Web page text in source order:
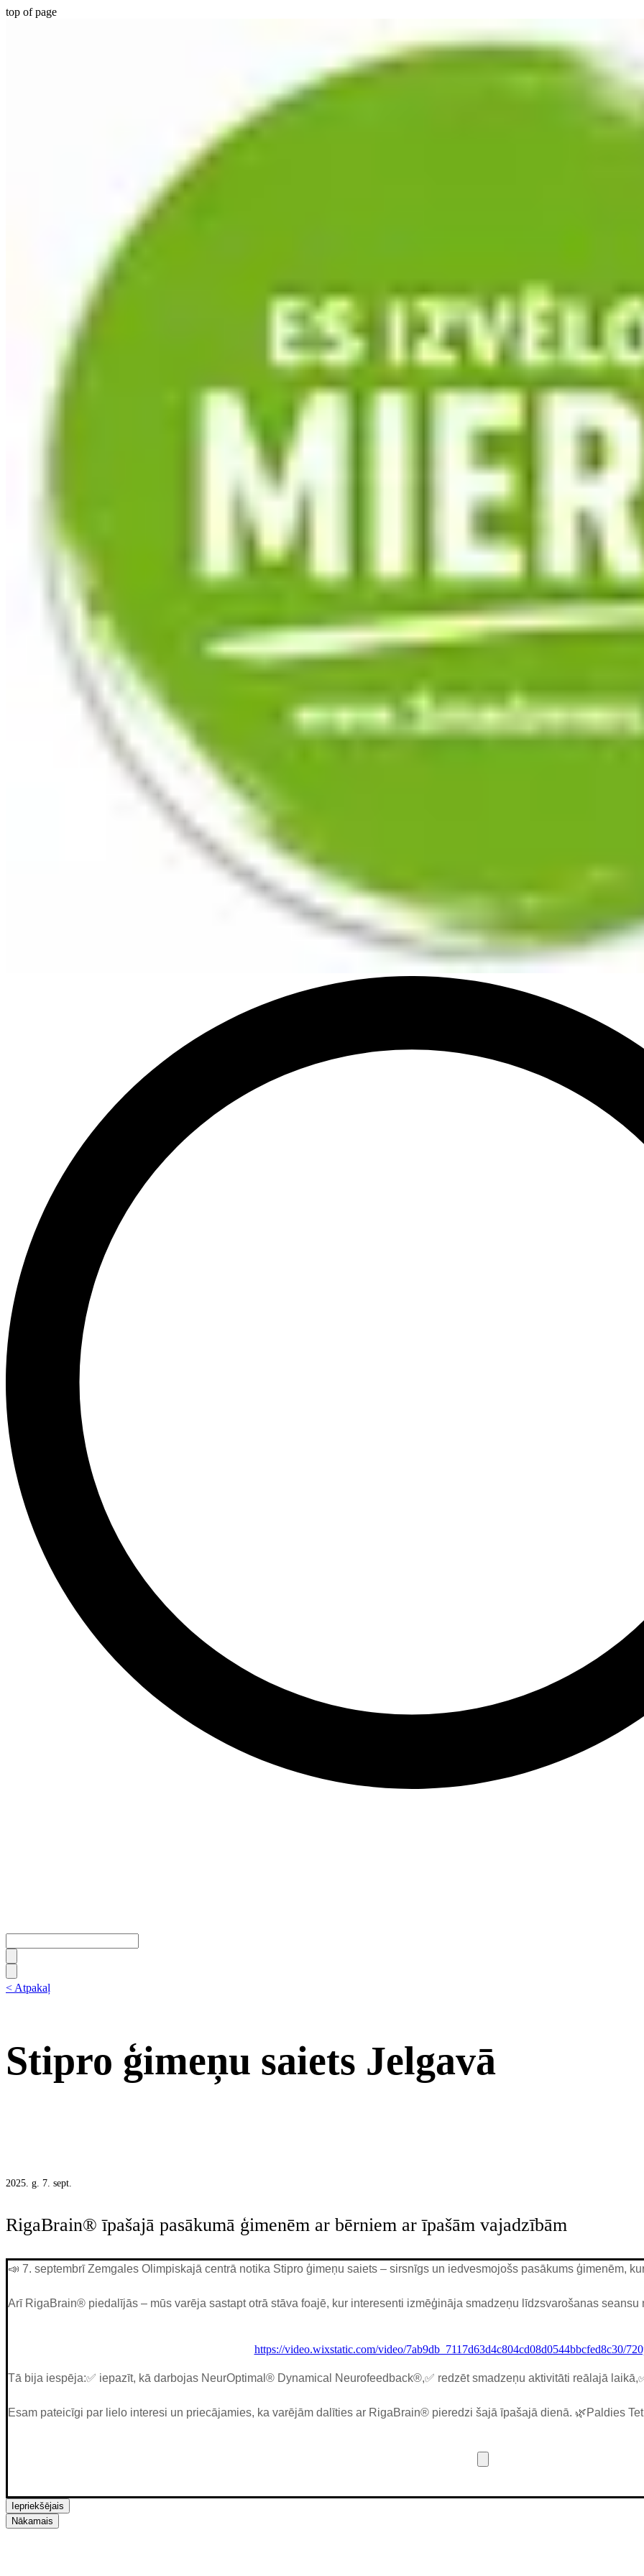
top of page
< Atpakaļ
Stipro ģimeņu saiets Jelgavā
2025. g. 7. sept.
RigaBrain® īpašajā pasākumā ģimenēm ar bērniem ar īpašām vajadzībām
📣 7. septembrī Zemgales Olimpiskajā centrā notika Stipro ģimeņu saiets – sirsnīgs un iedvesmojošs pasākums ģimenēm,
Arī RigaBrain® piedalījās – mūs varēja sastapt otrā stāva foajē, kur interesenti izmēģināja smadzeņu līdzsvarošanas
https://video.wixstatic.com/video/7ab9db_7117d63d4c804cd08d0544bbcfed8c30/
Tā bija iespēja:✅ iepazīt, kā darbojas NeurOptimal® Dynamical Neurofeedback®,✅ redzēt smadzeņu aktivitāti reālajā
Esam pateicīgi par lielo interesi un priecājamies, ka varējām dalīties ar RigaBrain® pieredzi šajā īpašajā dienā. 🌿Paldies
Iepriekšējais
Nākamais